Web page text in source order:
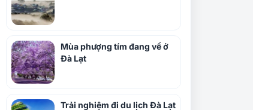
Mùa phượng tím đang về ở
Đà Lạt
Trải nghiệm đi du lịch Đà Lạt